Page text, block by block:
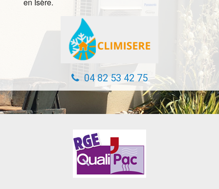
04 82 53 42 75